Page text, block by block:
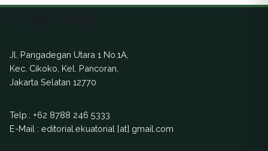
Jl. Pangadegan Utara 1 No.1A,
Kec. Cikoko, Kel. Pancoran,
Jakarta Selatan 12770
Telp.: +62 8788 246 5333
E-Mail : editorial.ekuatorial [at] gmail.com